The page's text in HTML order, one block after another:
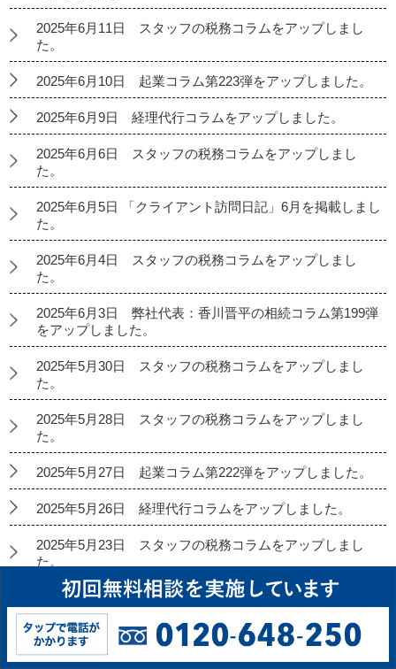
2025年6月11日 スタッフの税務コラムをアップしまし
た。
2025年6月10日 起業コラム第223弾をアップしました。
2025年6月9日 経理代行コラムをアップしました。
2025年6月6日 スタッフの税務コラムをアップしまし
た。
2025年6月5日 「クライアント訪問日記」6月を掲載しまし
た。
2025年6月4日 スタッフの税務コラムをアップしまし
た。
2025年6月3日 弊社代表：香川晋平の相続コラム第199弾
をアップしました。
2025年5月30日 スタッフの税務コラムをアップしまし
た。
2025年5月28日 スタッフの税務コラムをアップしまし
た。
2025年5月27日 起業コラム第222弾をアップしました。
2025年5月26日 経理代行コラムをアップしました。
2025年5月23日 スタッフの税務コラムをアップしまし
た。
2025年5月21日 スタッフの税務コラムをアップしまし
た。
2025年5月20日 弊社代表：香川晋平の相続コラム第198